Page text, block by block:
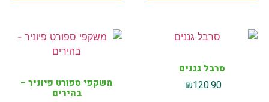
סרבל גננים
₪120.90
משקפי ספורט פיוניר –
בהירים